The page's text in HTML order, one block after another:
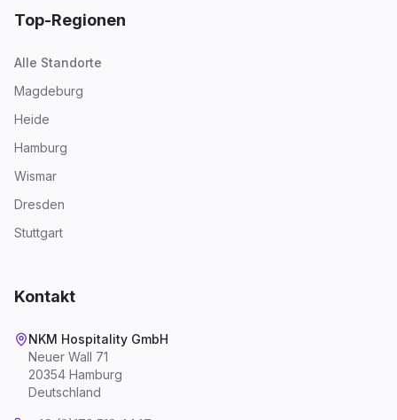
Top-Regionen
Alle Standorte
Magdeburg
Heide
Hamburg
Wismar
Dresden
Stuttgart
Kontakt
NKM Hospitality GmbH
Neuer Wall 71
20354 Hamburg
Deutschland